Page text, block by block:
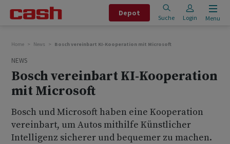
Depot
Suche Login Menu
Home News Bosch vereinbart KI-Kooperation mit Microsoft
NEWS
Bosch vereinbart KI-Kooperation
mit Microsoft
Bosch und Microsoft haben eine Kooperation
vereinbart, um Autos mithilfe Künstlicher
Intelligenz sicherer und bequemer zu machen.